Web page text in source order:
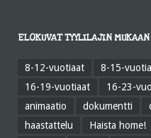
ELOKUVAT TYYLILAJIN MUKAAN
8-12-vuotiaat 8-15-
16-19-vuotiaat
16-23-
animaatio
dokumentti
haastattelu
Haista home!